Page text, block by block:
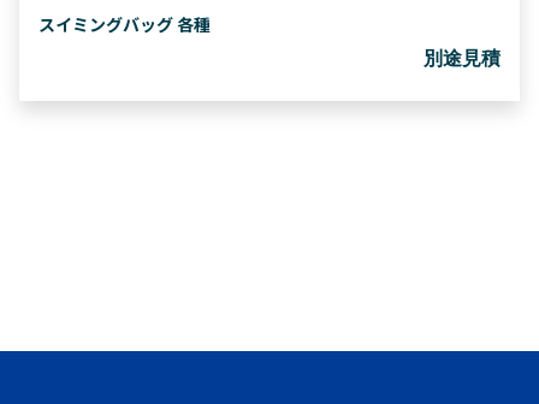
スイミングバッグ 各種
別途見積